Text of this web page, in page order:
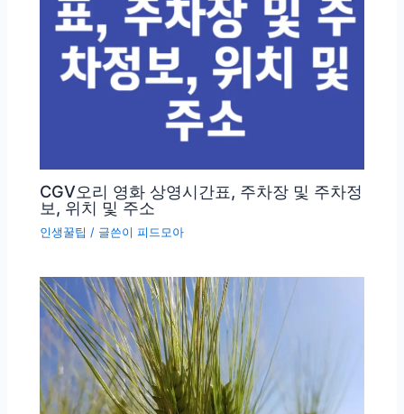
CGV오리 영화 상영시간표, 주차장 및 주차정
보, 위치 및 주소
인생꿀팁 / 글쓴이피드모아